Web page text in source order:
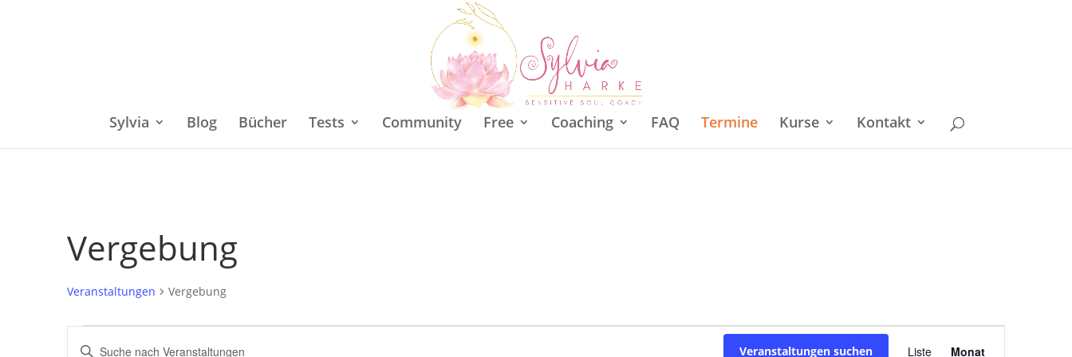
Sylvia Blog Bücher Tests Community Free Coaching FAQ Termine Kurse Kontakt
Vergebung
Veranstaltungen Vergebung
Veranstaltungen
Bitte
Veranstaltungen suchen Liste Monat